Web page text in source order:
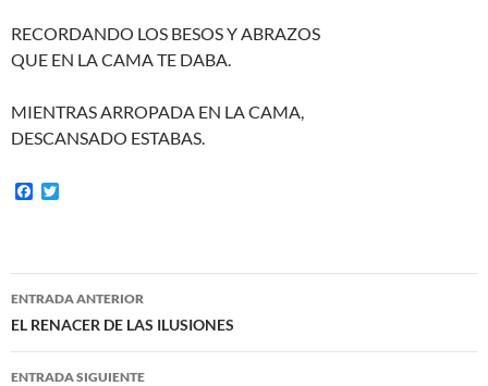
RECORDANDO LOS BESOS Y ABRAZOS
QUE EN LA CAMA TE DABA.
MIENTRAS ARROPADA EN LA CAMA,
DESCANSADO ESTABAS.
F
o
o
e
r
Navegación
de
entradas
ENTRADA ANTERIOR
EL RENACER DE LAS ILUSIONES
ENTRADA SIGUIENTE